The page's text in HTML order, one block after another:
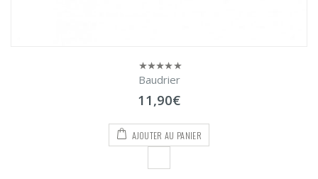
0
5
Baudrier
11,90€
AJOUTER AU PANIER